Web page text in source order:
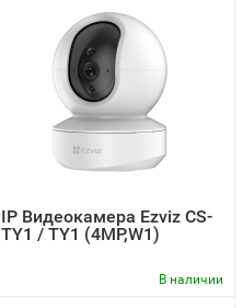
IP Видеокамера Ezviz CS-
TY1 / TY1 (4MP,W1)
В наличии